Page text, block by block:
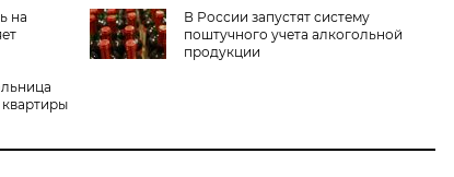
на
В России запустят систему
поштучного учета алкогольной
продукции